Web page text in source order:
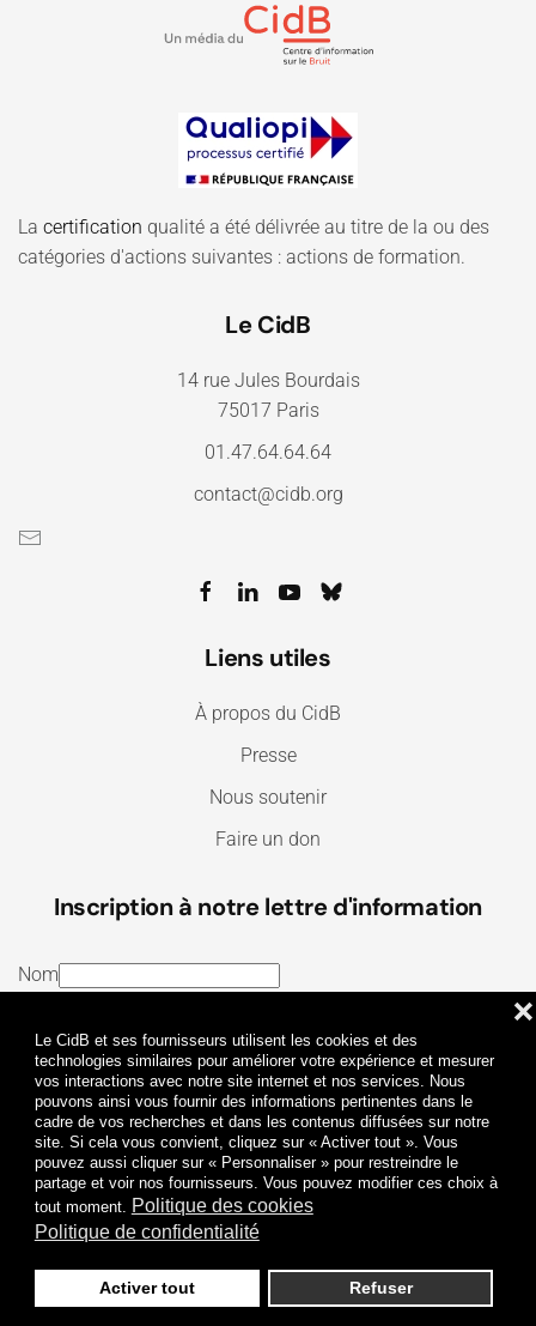
Le CidB et ses fournisseurs utilisent les cookies et des
technologies similaires pour améliorer votre expérience et mesurer
vos interactions avec notre site internet et nos services. Nous
pouvons ainsi vous fournir des informations pertinentes dans le
cadre de vos recherches et dans les contenus diffusées sur notre
site. Si cela vous convient, cliquez sur « Activer tout ». Vous
pouvez aussi cliquer sur « Personnaliser » pour restreindre le
partage et voir nos fournisseurs. Vous pouvez modifier ces choix à
tout moment. Politique des cookies
Politique de confidentialité
Activer tout Refuser
❌
La certification qualité a été délivrée au titre de la ou des
catégories d'actions suivantes : actions de formation.
Le CidB
14 rue Jules Bourdais
75017 Paris
01.47.64.64.64
contact@cidb.org
Liens utiles
À propos du CidB
Presse
Nous soutenir
Faire un don
Inscription à notre lettre d'information
Nom
J’ai lu et j’accepte lesTermes et conditionset la
Politique de confidentialité
Je m'abonne